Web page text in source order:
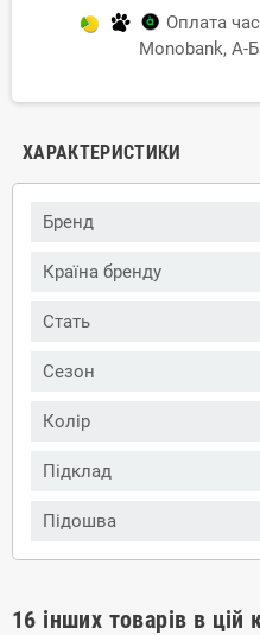
Оплата
Monobank, А-
ХАРАКТЕРИСТИКИ
Бренд
Країна бренду
Стать
Сезон
Колір
Підклад
Підошва
16 інших товарів в цій